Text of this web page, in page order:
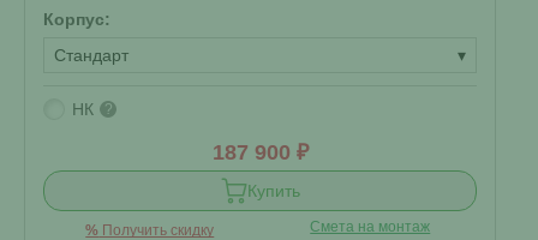
Корпус:
Стандарт
▾
НК ?
187 900 ₽
Купить
% Получить скидку Смета на монтаж